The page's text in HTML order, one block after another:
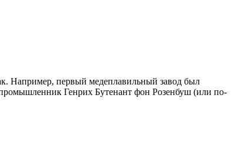
Например, первый медеплавильный завод был
Генрих Бутенант фон Розенбуш (или по-